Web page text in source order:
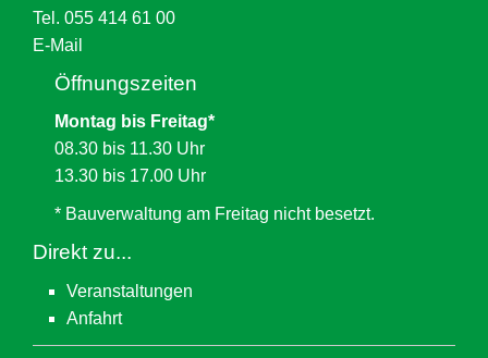
Tel. 055 414 61 00
E-Mail
Öffnungszeiten
Montag bis Freitag*
08.30 bis 11.30 Uhr
13.30 bis 17.00 Uhr
* Bauverwaltung am Freitag nicht besetzt.
Direkt zu...
Veranstaltungen
Anfahrt